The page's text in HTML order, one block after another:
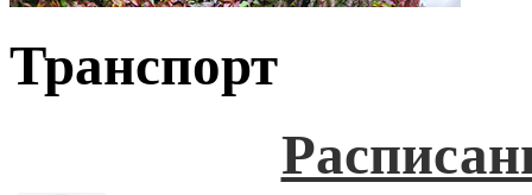
Транспорт